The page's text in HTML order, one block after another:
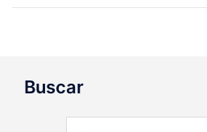
Buscar